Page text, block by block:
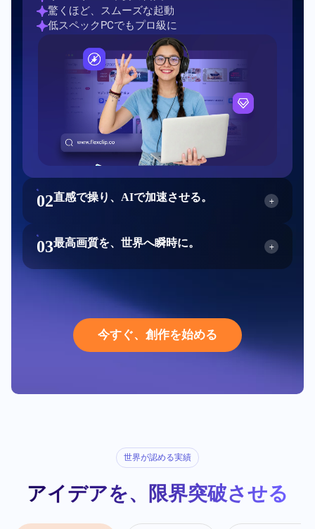
驚くほど、スムーズな起動
低スペックPCでもプロ級に
02直感で操り、AIで加速させる。 +
直感で操り、AIで加速させる。
ドラッグ＆ドロップの魔法
AIが加速させる編集ワーク
03最高画質を、世界へ瞬時に。 +
最高画質を、世界へ瞬時に。
妥協なき4Kクオリティ
クラウドで繋がる安心感
ワンクリックで、広がる
今す ぐ、 創作を始める
世界が認める実績
アイデアを、限界突破させる